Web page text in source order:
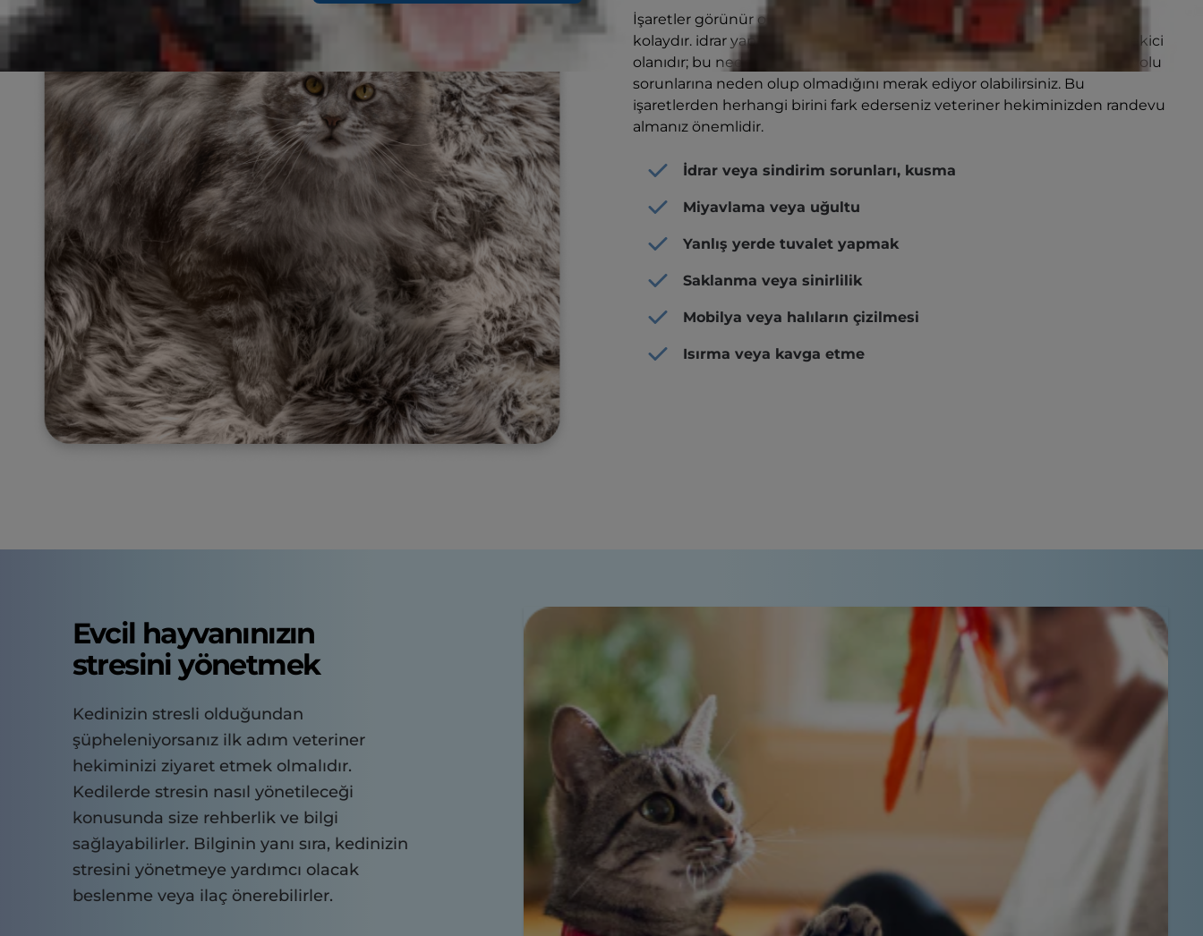
İşaretler görünür olsa bile evcil hayvanın gizli stresini gözden kaçırmak
kolaydır. idrar yapma belirtileri, gizli stres belirtileri arasında en dikkat çekici
olanıdır; bu nedenle, kedinizin stresten mi işediğini yoksa stresin idrar yolu
sorunlarına neden olup olmadığını merak ediyor olabilirsiniz. Bu
işaretlerden herhangi birini fark ederseniz veteriner hekiminizden randevu
almanız önemlidir.
İdrar veya sindirim sorunları, kusma
Miyavlama veya uğultu
Yanlış yerde tuvalet yapmak
Saklanma veya sinirlilik
Mobilya veya halıların çizilmesi
Isırma veya kavga etme
Evcil hayvanınızın
stresini yönetmek
Kedinizin stresli olduğundan
şüpheleniyorsanız ilk adım veteriner
hekiminizi ziyaret etmek olmalıdır.
Kedilerde stresin nasıl yönetileceği
konusunda size rehberlik ve bilgi
sağlayabilirler. Bilginin yanı sıra, kedinizin
stresini yönetmeye yardımcı olacak
beslenme veya ilaç önerebilirler.